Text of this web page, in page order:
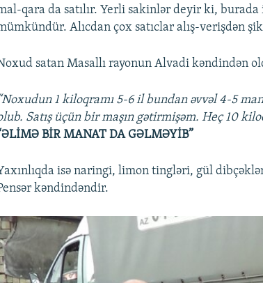
qara da satılır. Yerli sakinlər deyir ki,
Alıcdan çox satıclar alış-verişdən
satan Masallı rayonun Alvadi kəndindən
1 kiloqramı 5-6 il bundan əvvəl 4-5
Satış üçün bir maşın gətirmişəm. Heç 10
BİR MANAT DA GƏLMƏYİB”
isə naringi, limon tingləri, gül
kəndindəndir.